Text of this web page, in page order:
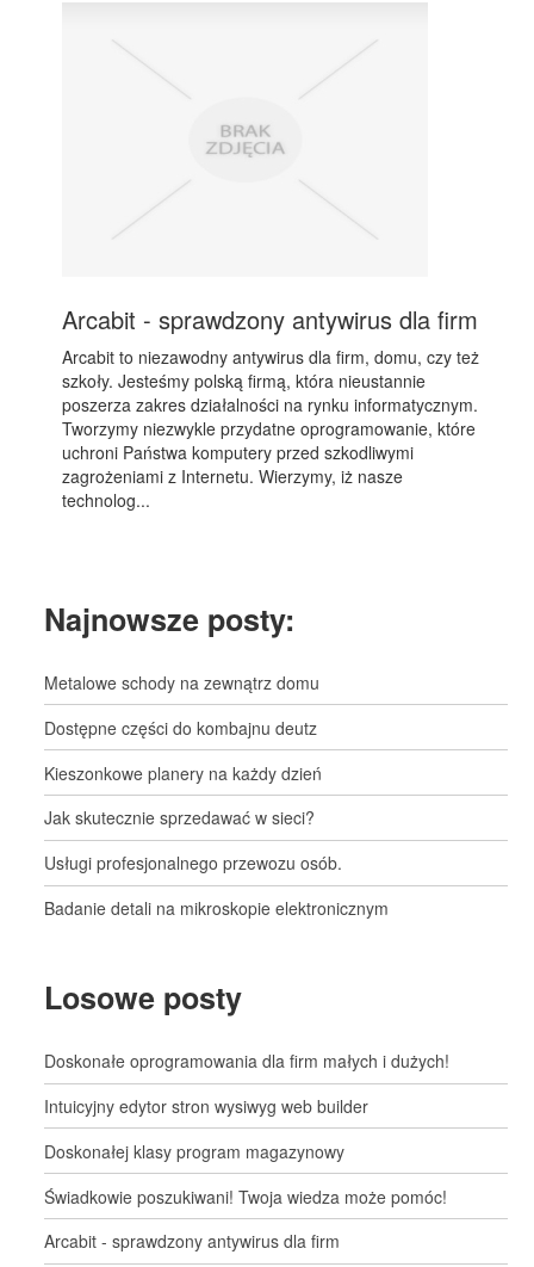
Arcabit - sprawdzony antywirus dla firm
Arcabit to niezawodny antywirus dla firm, domu, czy też
szkoły. Jesteśmy polską firmą, która nieustannie
poszerza zakres działalności na rynku informatycznym.
Tworzymy niezwykle przydatne oprogramowanie, które
uchroni Państwa komputery przed szkodliwymi
zagrożeniami z Internetu. Wierzymy, iż nasze
technolog...
Najnowsze posty:
Metalowe schody na zewnątrz domu
Dostępne części do kombajnu deutz
Kieszonkowe planery na każdy dzień
Jak skutecznie sprzedawać w sieci?
Usługi profesjonalnego przewozu osób.
Badanie detali na mikroskopie elektronicznym
Losowe posty
Doskonałe oprogramowania dla firm małych i dużych!
Intuicyjny edytor stron wysiwyg web builder
Doskonałej klasy program magazynowy
Świadkowie poszukiwani! Twoja wiedza może pomóc!
Arcabit - sprawdzony antywirus dla firm